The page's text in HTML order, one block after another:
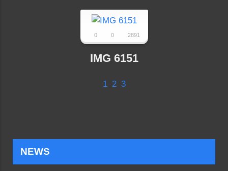
0 0 2891
IMG 6151
1 2 3
NEWS